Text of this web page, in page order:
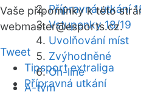
Přípravná utkání
Vstupenky 18/19
Uvolňování míst
Zvýhodněné
On-line
A-tým
Vaše připomínky k této
webmaster@esports.cz.
Tweet
Tipsport extraliga
Přípravná utkání